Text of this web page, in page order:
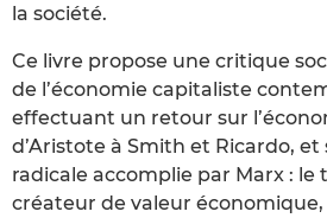
la société.
Ce livre propose une critique
de l’économie capitaliste
effectuant un retour sur
d’Aristote à Smith et Ricardo,
radicale accomplie par Marx : le
créateur de valeur